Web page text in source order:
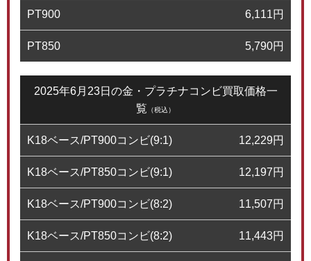
PT900 6,111円
PT850 5,790円
2025年6月23日の金・プラチナコンビ買取価格一
覧 （税込）
K18ベース/PT900コンビ(9:1) 12,229円
K18ベース/PT850コンビ(9:1) 12,197円
K18ベース/PT900コンビ(8:2) 11,507円
K18ベース/PT850コンビ(8:2) 11,443円